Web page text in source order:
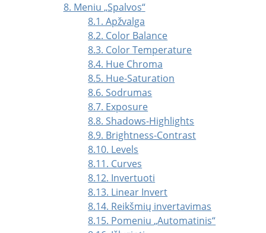
8. Meniu „Spalvos“
8.1. Apžvalga
8.2. Color Balance
8.3. Color Temperature
8.4. Hue Chroma
8.5. Hue-Saturation
8.6. Sodrumas
8.7. Exposure
8.8. Shadows-Highlights
8.9. Brightness-Contrast
8.10. Levels
8.11. Curves
8.12. Invertuoti
8.13. Linear Invert
8.14. Reikšmių invertavimas
8.15. Pomeniu„Automatinis“